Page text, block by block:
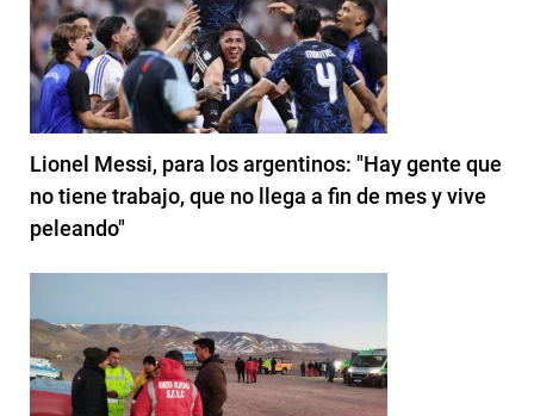
Lionel Messi, para los argentinos: "Hay gente que
no tiene trabajo, que no llega a fin de mes y vive
peleando"